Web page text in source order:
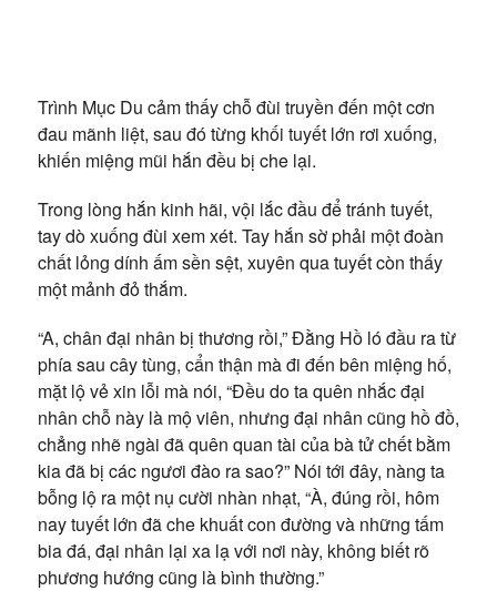
Trình Mục Du cảm thấy chỗ đùi truyền đến một cơn
đau mãnh liệt, sau đó từng khối tuyết lớn rơi xuống,
khiến miệng mũi hắn đều bị che lại.
Trong lòng hắn kinh hãi, vội lắc đầu để tránh tuyết,
tay dò xuống đùi xem xét. Tay hắn sờ phải một đoàn
chất lỏng dính ấm sền sệt, xuyên qua tuyết còn thấy
một mảnh đỏ thắm.
“A, chân đại nhân bị thương rồi,” Đằng Hồ ló đầu ra từ
phía sau cây tùng, cẩn thận mà đi đến bên miệng hố,
mặt lộ vẻ xin lỗi mà nói, “Đều do ta quên nhắc đại
nhân chỗ này là mộ viên, nhưng đại nhân cũng hồ đồ,
chẳng nhẽ ngài đã quên quan tài của bà tử chết bằm
kia đã bị các ngươi đào ra sao?” Nói tới đây, nàng ta
bỗng lộ ra một nụ cười nhàn nhạt, “À, đúng rồi, hôm
nay tuyết lớn đã che khuất con đường và những tấm
bia đá, đại nhân lại xa lạ với nơi này, không biết rõ
phương hướng cũng là bình thường.”